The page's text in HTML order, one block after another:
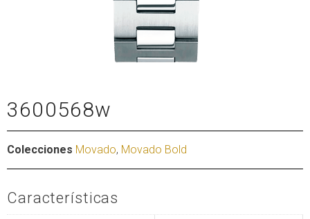
3600568w
Colecciones Movado, Movado Bold
Características